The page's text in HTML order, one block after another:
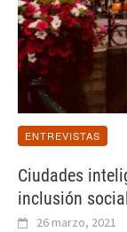
ENTREVISTAS
Ciudades
inclusión
26 marzo, 2021